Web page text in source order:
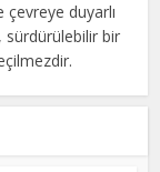
duyarlı
sürdürülebilir bir